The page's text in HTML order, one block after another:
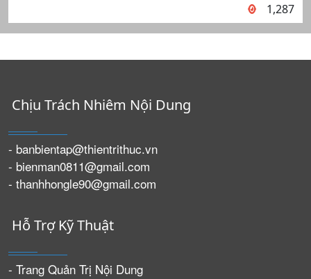
1,287
Chịu Trách Nhiêm Nội Dung
- banbientap@thientrithuc.vn
- bienman0811@gmail.com
- thanhhongle90@gmail.com
Hỗ Trợ Kỹ Thuật
- Trang Quản Trị Nội Dung